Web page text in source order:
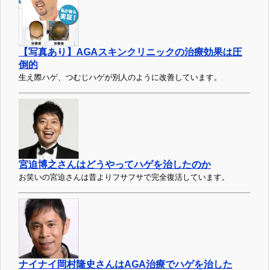
【写真あり】AGAスキンクリニックの治療効果は圧
倒的
生え際ハゲ、つむじハゲが別人のように改善しています。
宮迫博之さんはどうやってハゲを治したのか
お笑いの宮迫さんは昔よりフサフサで完全復活しています。
ナイナイ岡村隆史さんはAGA治療でハゲを治した